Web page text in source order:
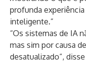
profunda
inteligente.”
“Os sistemas de IA
mas sim por causa
desatualizado”,